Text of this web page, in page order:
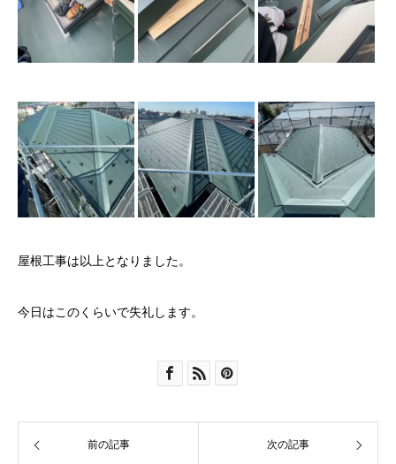
屋根工事は以上となりました。
今日はこのくらいで失礼します。
前の記事 次の記事